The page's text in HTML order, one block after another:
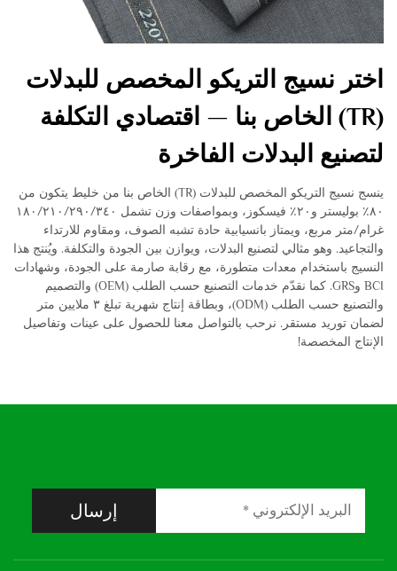
اختر نسيج التريكو المخصص للبدلات
(TR) الخاص بنا — اقتصادي التكلفة
لتصنيع البدلات الفاخرة
ينسج نسيج التريكو المخصص للبدلات (TR) الخاص بنا من خليط يتكون من
٨٠٪ بوليستر و٢٠٪ فيسكوز، وبمواصفات وزن تشمل ١٨٠/٢١٠/٢٩٠/٣٤٠
غرام/متر مربع، ويمتاز بانسيابية حادة تشبه الصوف، ومقاوم للارتداء
والتجاعيد. وهو مثالي لتصنيع البدلات، ويوازن بين الجودة والتكلفة. ويُنتج هذا
النسيج باستخدام معدات متطورة، مع رقابة صارمة على الجودة، وشهادات
BCI وGRS. كما نقدّم خدمات التصنيع حسب الطلب (OEM) والتصميم
والتصنيع حسب الطلب (ODM)، وبطاقة إنتاج شهرية تبلغ ٣ ملايين متر
لضمان توريد مستقر. نرحب بالتواصل معنا للحصول على عينات وتفاصيل
الإنتاج المخصصة!
إرسال